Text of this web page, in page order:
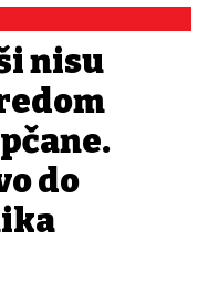
nisu
do